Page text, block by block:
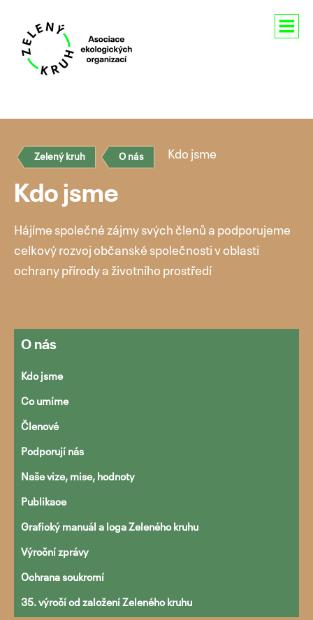
Pro média
obsahu
Zelený kruh O nás Kdo jsme
Kdo jsme
Hájíme společné zájmy svých členů a podporujeme
celkový rozvoj občanské společnosti v oblasti
ochrany přírody a životního prostředí
O nás
Kdo jsme
Co umíme
Členové
Podporují nás
Naše vize, mise, hodnoty
Publikace
Grafický manuál a loga Zeleného kruhu
Výroční zprávy
Ochrana soukromí
35. výročí od založení Zeleného kruhu